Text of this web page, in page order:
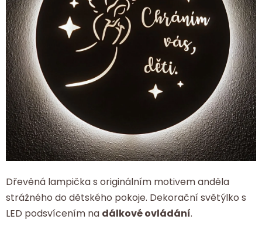
Dřevěná lampička s originálním motivem anděla
strážného do dětského pokoje. Dekorační světýlko s
LED podsvícením na dálkové ovládání.